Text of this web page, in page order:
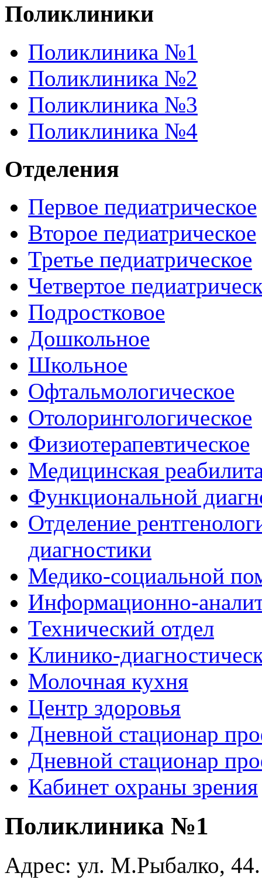
Поликлиники
Поликлиника №1
Поликлиника №2
Поликлиника №3
Поликлиника №4
Отделения
Первое педиатрическое
Второе педиатрическое
Третье педиатрическое
Четвертое
Подростковое
Дошкольное
Школьное
Офтальмологическое
Отолорингологическое
Физиотерапевтическое
Медицинская
Функциональной
Отделение
диагностики
Медико-социальной
Информационно-
Технический отдел
Клинико-
Молочная кухня
Центр здоровья
Дневной стационар
Дневной стационар
Кабинет охраны зрения
Рыболовные катушки http://nachodki.ru/shop/okhota-turizm-
Поликлиника №1
Адрес: ул. М.Рыбалко, 44.